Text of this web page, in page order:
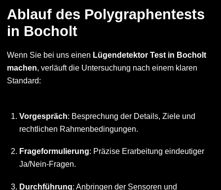
Ablauf des Polygraphentests
in Bocholt
Wenn Sie bei uns einen Lügendetektor Test in Bocholt
machen, verläuft die Untersuchung nach einem klaren
Standard:
Vorgespräch: Besprechung der Details, Ziele und
rechtlichen Rahmenbedingungen.
Frageformulierung: Präzise Erarbeitung eindeutiger
Ja/Nein-Fragen.
Durchführung: Anbringen der Sensoren und